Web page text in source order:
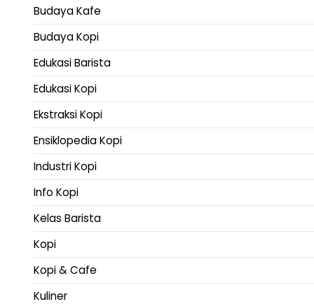
Budaya Kafe
Budaya Kopi
Edukasi Barista
Edukasi Kopi
Ekstraksi Kopi
Ensiklopedia Kopi
Industri Kopi
Info Kopi
Kelas Barista
Kopi
Kopi & Cafe
Kuliner